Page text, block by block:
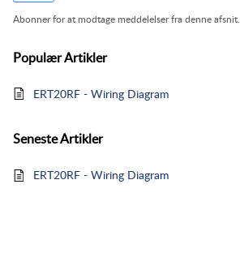
Abonner for at modtage meddelelser fra denne afsnit.
PopulærArtikler
ERT20RF - Wiring Diagram
SenesteArtikler
ERT20RF - Wiring Diagram